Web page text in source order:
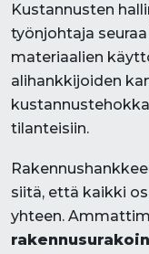
Kustannusten
työnjohtaja
materiaalien
alihankkijoiden
tilanteisiin.
siitä, että kaikki
yhteen.